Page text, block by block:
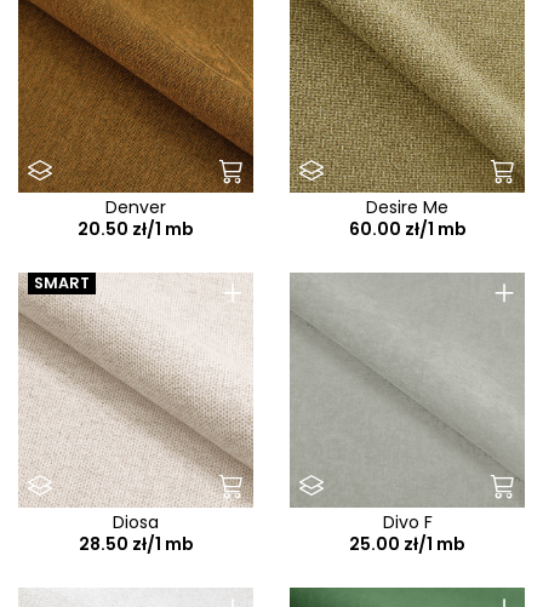
Denver
20.50 zł/1 mb
Desire Me
60.00 zł/1 mb
+
SMART
Diosa
28.50 zł/1 mb
+
Divo F
25.00 zł/1 mb